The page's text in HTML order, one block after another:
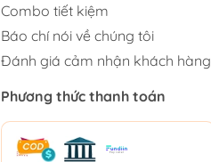
Combo tiết kiệm
Báo chí nói về chúng tôi
Đánh giá cảm nhận khách hàng
Phương thức thanh toán